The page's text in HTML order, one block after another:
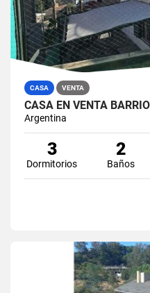
CASA VENTA
CASA EN VENTA
Argentina
3
Dormitorios
2
Baños